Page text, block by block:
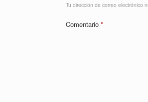
Tu dirección de correo electrónico
Comentario *